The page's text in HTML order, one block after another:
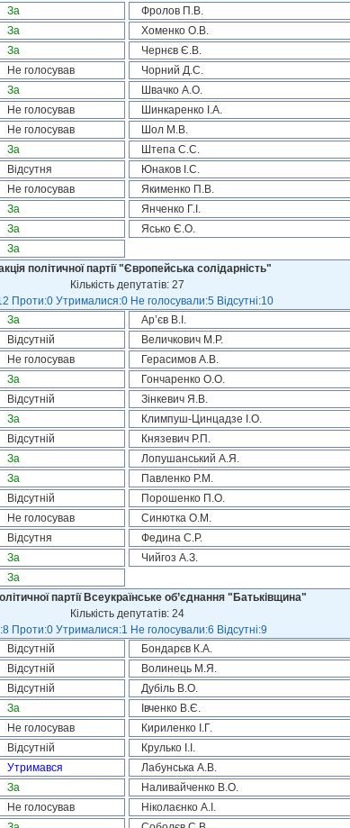
За Фролов П.В.
За Хоменко О.В.
За Чернєв Є.В.
Не голосував Чорний Д.С.
За Швачко А.О.
Не голосував Шинкаренко І.А.
Не голосував Шол М.В.
За Штепа С.С.
Відсутня Юнаков І.С.
Не голосував Якименко П.В.
За Янченко Г.І.
За Ясько Є.О.
За
політичної партії "Європейська солідарність"
Кількість депутатів: 27
Проти:0 Утрималися:0 Не голосували:5 Відсутні:10
За Ар’єв В.І.
Відсутній Величкович М.Р.
Не голосував Герасимов А.В.
За Гончаренко О.О.
Відсутній Зінкевич Я.В.
За Климпуш-Цинцадзе І.О.
Відсутній Князевич Р.П.
За Лопушанський А.Я.
За Павленко Р.М.
Відсутній Порошенко П.О.
Не голосував Синютка О.М.
Відсутня Федина С.Р.
За Чийгоз А.З.
За
партії Всеукраїнське об’єднання "Батьківщина"
Кількість депутатів: 24
Проти:0 Утрималися:1 Не голосували:6 Відсутні:9
Відсутній Бондарєв К.А.
Відсутній Волинець М.Я.
Відсутній Дубіль В.О.
За Івченко В.Є.
Не голосував Кириленко І.Г.
Відсутній Крулько І.І.
Утримався Лабунська А.В.
За Наливайченко В.О.
Не голосував Ніколаєнко А.І.